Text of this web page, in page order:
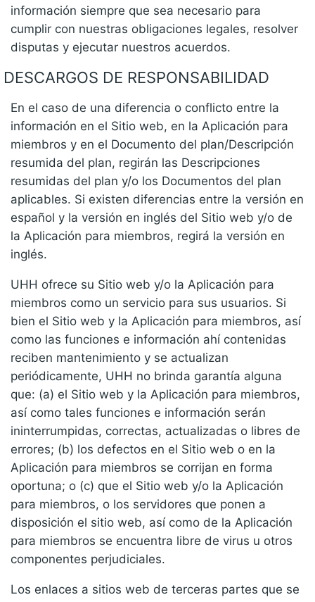
información siempre que sea necesario para
cumplir con nuestras obligaciones legales, resolver
disputas y ejecutar nuestros acuerdos.
DESCARGOS DE RESPONSABILIDAD
En el caso de una diferencia o conflicto entre la
información en el Sitio web, en la Aplicación para
miembros y en el Documento del plan/Descripción
resumida del plan, regirán las Descripciones
resumidas del plan y/o los Documentos del plan
aplicables. Si existen diferencias entre la versión en
español y la versión en inglés del Sitio web y/o de
la Aplicación para miembros, regirá la versión en
inglés.
UHH ofrece su Sitio web y/o la Aplicación para
miembros como un servicio para sus usuarios. Si
bien el Sitio web y la Aplicación para miembros, así
como las funciones e información ahí contenidas
reciben mantenimiento y se actualizan
periódicamente, UHH no brinda garantía alguna
que: (a) el Sitio web y la Aplicación para miembros,
así como tales funciones e información serán
ininterrumpidas, correctas, actualizadas o libres de
errores; (b) los defectos en el Sitio web o en la
Aplicación para miembros se corrijan en forma
oportuna; o (c) que el Sitio web y/o la Aplicación
para miembros, o los servidores que ponen a
disposición el sitio web, así como de la Aplicación
para miembros se encuentra libre de virus u otros
componentes perjudiciales.
Los enlaces a sitios web de terceras partes que se